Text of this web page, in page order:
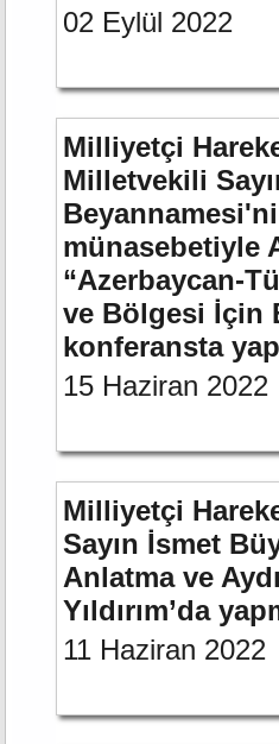
02 Eylül 2022
Milliyetçi
Milletvekili
münasebetiyle
“Azerbaycan-
ve Bölgesi İçin
konferansta
15 Haziran 2022
Milliyetçi
Sayın İsmet
Anlatma ve
Yıldırım’da
11 Haziran 2022